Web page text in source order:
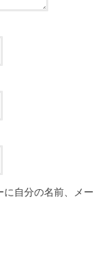
に自分の名前、メー